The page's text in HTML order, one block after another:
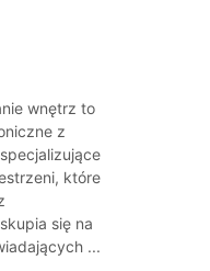
wnętrz to
z
które
się na
...